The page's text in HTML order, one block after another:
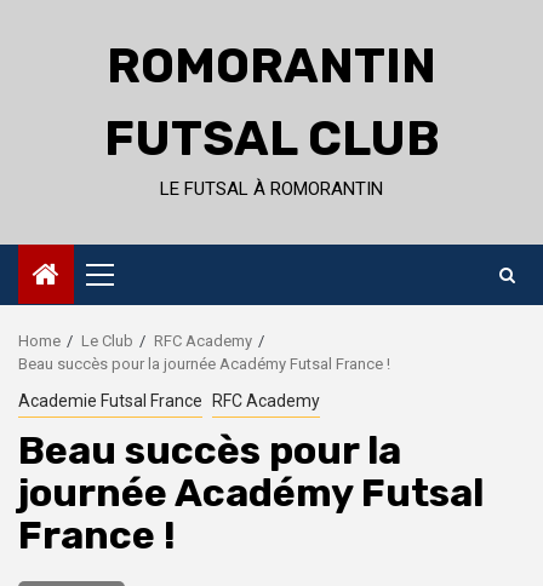
ROMORANTIN
FUTSAL CLUB
LE FUTSAL À ROMORANTIN
Primary
Menu
Home Le Club
RFC Academy
Beau succès pour la journée Académy Futsal France !
Academie Futsal France RFC Academy
Beau succès pour la
journée Académy Futsal
France !